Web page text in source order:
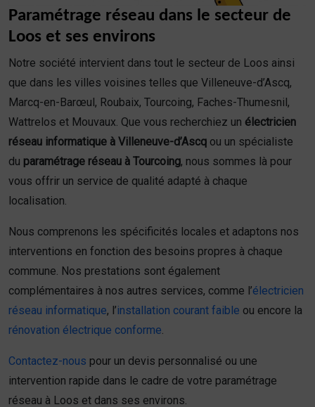
Paramétrage réseau dans le secteur de
Loos et ses environs
Notre société intervient dans tout le secteur de Loos ainsi
que dans les villes voisines telles que Villeneuve-d’Ascq,
Marcq-en-Barœul, Roubaix, Tourcoing, Faches-Thumesnil,
Wattrelos et Mouvaux. Que vous recherchiez un électricien
réseau informatique à Villeneuve-d’Ascq ou un spécialiste
du paramétrage réseau à Tourcoing, nous sommes là pour
vous offrir un service de qualité adapté à chaque
localisation.
Nous comprenons les spécificités locales et adaptons nos
interventions en fonction des besoins propres à chaque
commune. Nos prestations sont également
complémentaires à nos autres services, comme l’électricien
réseau informatique, l’installation courant faible ou encore la
rénovation électrique conforme
Contactez-nous pour un devis personnalisé ou une
intervention rapide dans le cadre de votre paramétrage
réseau à Loos et dans ses environs.